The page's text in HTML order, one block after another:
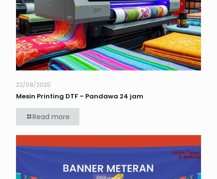
22/08/2025
Mesin Printing DTF – Pandawa 24 jam
Read more